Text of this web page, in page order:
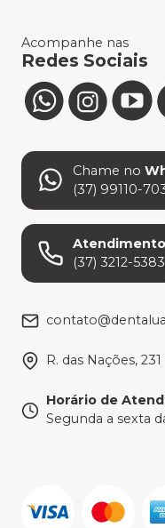
Acompanhe nas
Redes Sociais
Chame no
(37) 99110-
Atendimento
(37) 3212-5383
R. das Nações,
Horário de
Segunda a sexta